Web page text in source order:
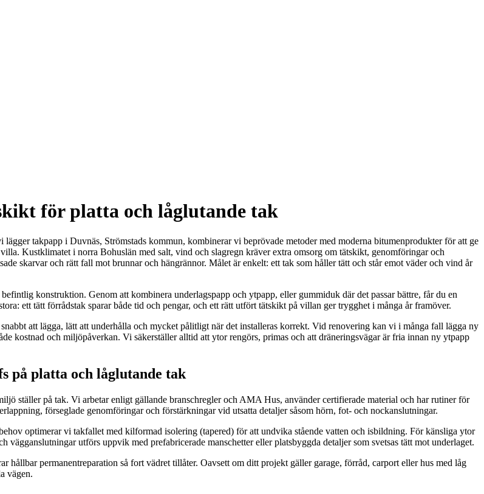
för platta och låglutande tak
takpapp i Duvnäs, Strömstads kommun, kombinerar vi beprövade metoder med moderna bitumenprodukter för att ge
Kustklimatet i norra Bohuslän med salt, vind och slagregn kräver extra omsorg om tätskikt, genomföringar och
skarvar och rätt fall mot brunnar och hängrännor. Målet är enkelt: ett tak som håller tätt och står emot väder och vind år
konstruktion. Genom att kombinera underlagspapp och ytpapp, eller gummiduk där det passar bättre, får du en
ett tätt förrådstak sparar både tid och pengar, och ett rätt utfört tätskikt på villan ger trygghet i många år framöver.
att lägga, lätt att underhålla och mycket pålitligt när det installeras korrekt. Vid renovering kan vi i många fall lägga ny
kostnad och miljöpåverkan. Vi säkerställer alltid att ytor rengörs, primas och att dräneringsvägar är fria innan ny ytpapp
på platta och låglutande tak
ställer på tak. Vi arbetar enligt gällande branschregler och AMA Hus, använder certifierade material och har rutiner för
förseglade genomföringar och förstärkningar vid utsatta detaljer såsom hörn, fot- och nockanslutningar.
optimerar vi takfallet med kilformad isolering (tapered) för att undvika stående vatten och isbildning. För känsliga ytor
utförs uppvik med prefabricerade manschetter eller platsbyggda detaljer som svetsas tätt mot underlaget.
hållbar permanentreparation så fort vädret tillåter. Oavsett om ditt projekt gäller garage, förråd, carport eller hus med låg
vägen.